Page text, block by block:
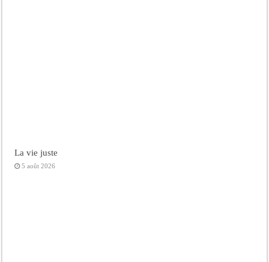
La vie juste
5 août 2026